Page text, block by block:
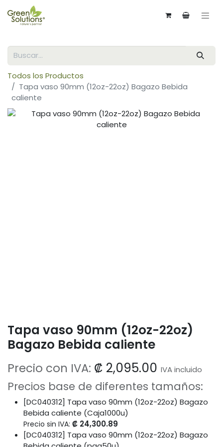
Todos los Productos
Tapa vaso 90mm (12oz-22oz) Bagazo Bebida
caliente
Tapa vaso 90mm (12oz-22oz)
Bagazo Bebida caliente
Precio con IVA: ₡ 2,095.00 IVA incluido
Precios base de diferentes tamaños:
[DC040312] Tapa vaso 90mm (12oz-22oz) Bagazo
Bebida caliente (Caja1000u)
Precio sin IVA: ₡ 24,300.89
[DC040312] Tapa vaso 90mm (12oz-22oz) Bagazo